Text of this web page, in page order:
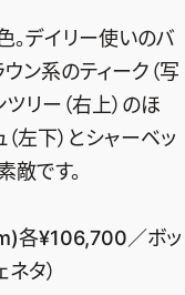
。デイリー使いのバ
ン系のティーク（写
リー（右上）のほ
左下）とシャーベッ
敵です。
各¥106,700／ボッ
タ）